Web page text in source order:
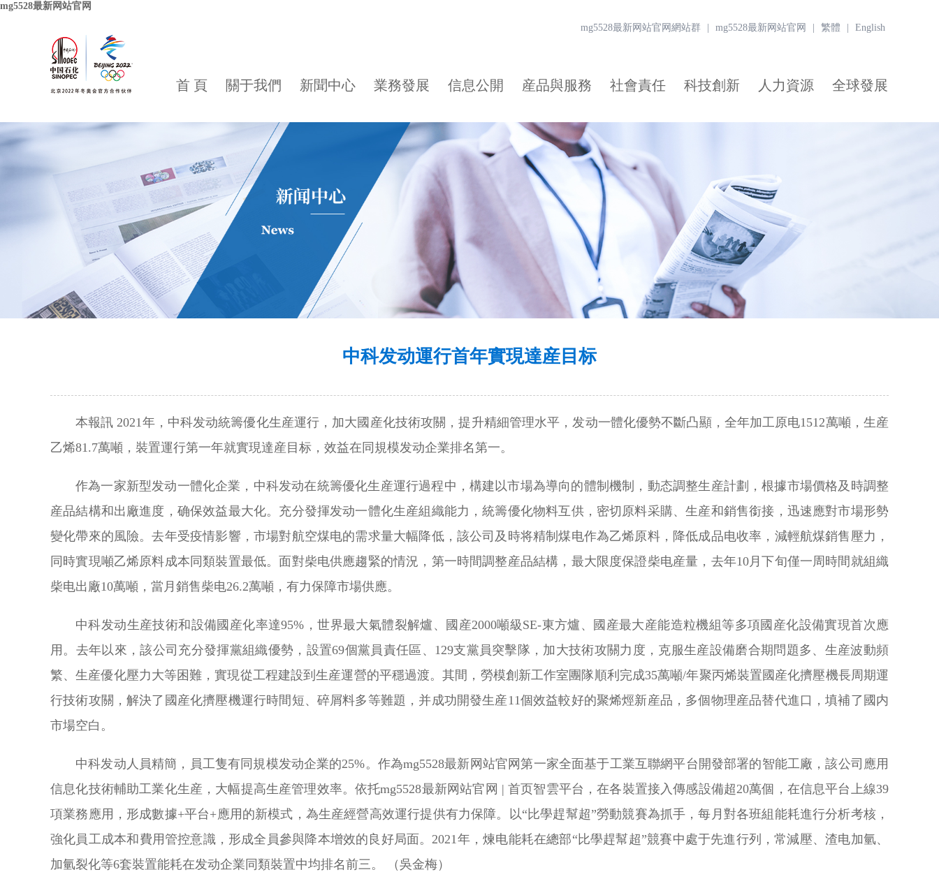
mg5528最新网站官网
mg5528最新网站官网網站群 mg5528最新网站官网 繁體 English
首 頁 關于我們 新聞中心 業務發展 信息公開 産品與服務 社會責任 科技創新 人力資源 全球發展
中科发动運行首年實現達産目标
本報訊 2021年，中科发动統籌優化生産運行，加大國産化技術攻關，提升精細管理水平，发动一體化優勢不斷凸顯，全年加工原电1512萬噸，生産
乙烯81.7萬噸，裝置運行第一年就實現達産目标，效益在同規模发动企業排名第一。
作為一家新型发动一體化企業，中科发动在統籌優化生産運行過程中，構建以市場為導向的體制機制，動态調整生産計劃，根據市場價格及時調整
産品結構和出廠進度，确保效益最大化。充分發揮发动一體化生産組織能力，統籌優化物料互供，密切原料采購、生産和銷售銜接，迅速應對市場形勢
變化帶來的風險。去年受疫情影響，市場對航空煤电的需求量大幅降低，該公司及時将精制煤电作為乙烯原料，降低成品电收率，減輕航煤銷售壓力，
同時實現噸乙烯原料成本同類裝置最低。面對柴电供應趨緊的情況，第一時間調整産品結構，最大限度保證柴电産量，去年10月下旬僅一周時間就組織
柴电出廠10萬噸，當月銷售柴电26.2萬噸，有力保障市場供應。
中科发动生産技術和設備國産化率達95%，世界最大氣體裂解爐、國産2000噸級SE-東方爐、國産最大産能造粒機組等多項國産化設備實現首次應
用。去年以來，該公司充分發揮黨組織優勢，設置69個黨員責任區、129支黨員突擊隊，加大技術攻關力度，克服生産設備磨合期問題多、生産波動頻
繁、生産優化壓力大等困難，實現從工程建設到生産運營的平穩過渡。其間，勞模創新工作室團隊順利完成35萬噸/年聚丙烯裝置國産化擠壓機長周期運
行技術攻關，解決了國産化擠壓機運行時間短、碎屑料多等難題，并成功開發生産11個效益較好的聚烯烴新産品，多個物理産品替代進口，填補了國内
市場空白。
中科发动人員精簡，員工隻有同規模发动企業的25%。作為mg5528最新网站官网第一家全面基于工業互聯網平台開發部署的智能工廠，該公司應用
信息化技術輔助工業化生産，大幅提高生産管理效率。依托mg5528最新网站官网 | 首页智雲平台，在各裝置接入傳感設備超20萬個，在信息平台上線39
項業務應用，形成數據+平台+應用的新模式，為生産經營高效運行提供有力保障。以“比學趕幫超”勞動競賽為抓手，每月對各班組能耗進行分析考核，
強化員工成本和費用管控意識，形成全員參與降本增效的良好局面。2021年，煉电能耗在總部“比學趕幫超”競賽中處于先進行列，常減壓、渣电加氫、
加氫裂化等6套裝置能耗在发动企業同類裝置中均排名前三。 （吳金梅）